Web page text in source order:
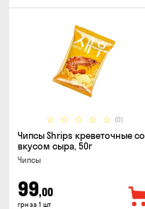
(0)
Чипсы Shrips креветочные со
вкусом сыра, 50г
Чипсы
99,00
грн за 1 шт